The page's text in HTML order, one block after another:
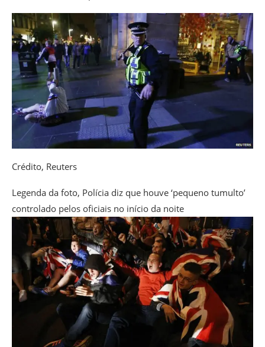
Crédito, Reuters
Legenda da foto, Polícia diz que houve ‘pequeno tumulto’
controlado pelos oficiais no início da noite